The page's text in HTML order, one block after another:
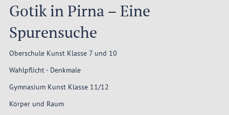
Gotik in Pirna – Eine
Spurensuche
Oberschule Kunst Klasse 7 und 10
Wahlpflicht - Denkmale
Gymnasium Kunst Klasse 11/12
Körper und Raum